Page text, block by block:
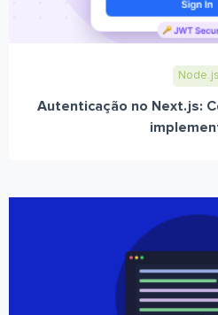
Node.js
Autenticação no Next.js: